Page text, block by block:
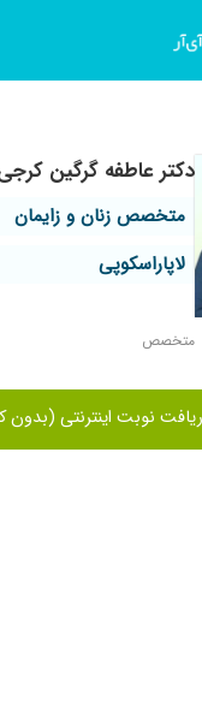
دکتر عاطفه گرگین
متخصص زنان و زایمان
لاپاراسکوپی
متخصص
نوبت اینترنتی (بدون